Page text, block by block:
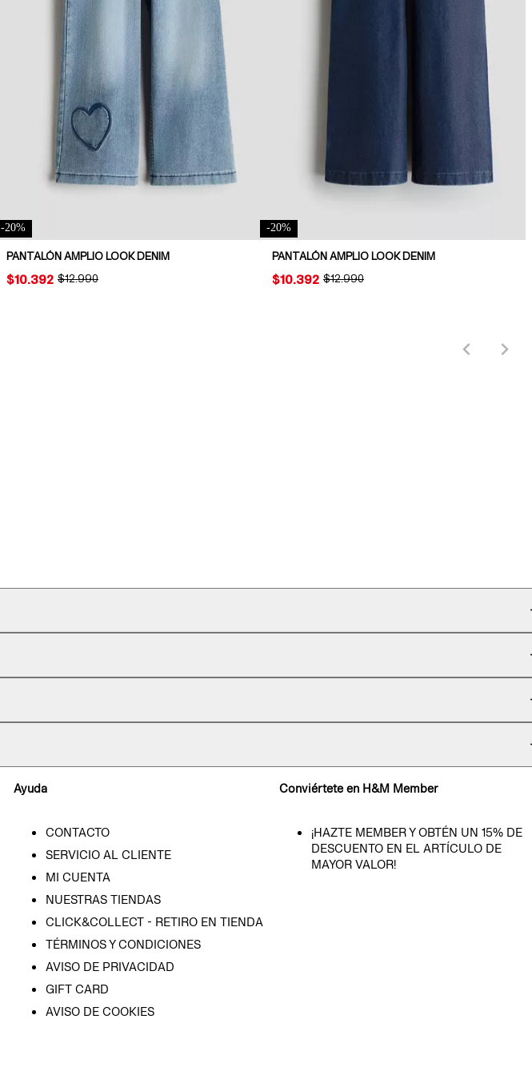
-20%
PANTALÓN AMPLIO LOOK DENIM
ORIGINAL PRICE:
$12.990
PRICE:
$10.392
-20%
PANTALÓN AMPLIO LOOK DENIM
ORIGINAL PRICE:
$12.990
PRICE:
$10.392
Ayuda
CONTACTO
SERVICIO AL CLIENTE
MI CUENTA
NUESTRAS TIENDAS
CLICK&COLLECT - RETIRO EN TIENDA
TÉRMINOS Y CONDICIONES
AVISO DE PRIVACIDAD
GIFT CARD
AVISO DE COOKIES
Conviértete en H&M Member
¡HAZTE MEMBER Y OBTÉN UN 15% DE
DESCUENTO EN EL ARTÍCULO DE
MAYOR VALOR!